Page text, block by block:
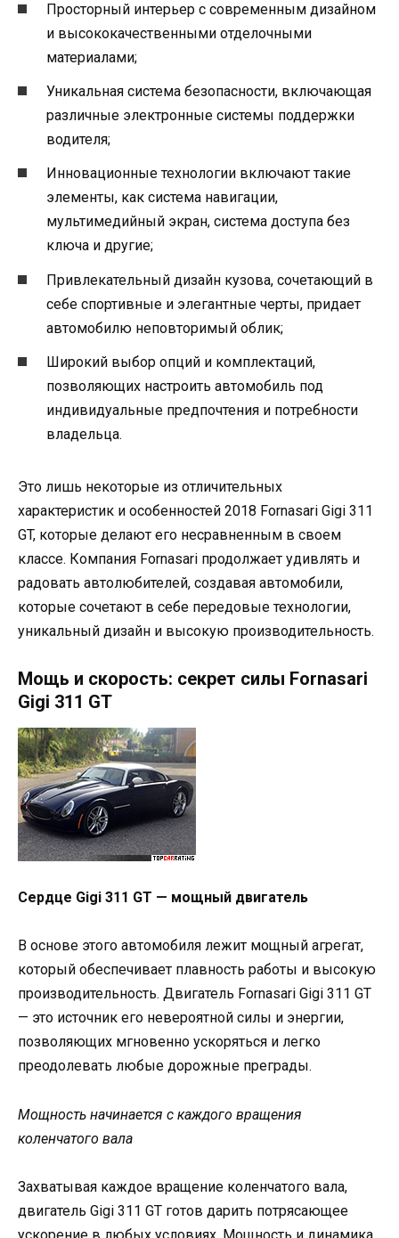
Просторный интерьер с современным дизайном
и высококачественными отделочными
материалами;
Уникальная система безопасности, включающая
различные электронные системы поддержки
водителя;
Инновационные технологии включают такие
элементы, как система навигации,
мультимедийный экран, система доступа без
ключа и другие;
Привлекательный дизайн кузова, сочетающий в
себе спортивные и элегантные черты, придает
автомобилю неповторимый облик;
Широкий выбор опций и комплектаций,
позволяющих настроить автомобиль под
индивидуальные предпочтения и потребности
владельца.
Это лишь некоторые из отличительных
характеристик и особенностей 2018 Fornasari Gigi 311
GT, которые делают его несравненным в своем
классе. Компания Fornasari продолжает удивлять и
радовать автолюбителей, создавая автомобили,
которые сочетают в себе передовые технологии,
уникальный дизайн и высокую производительность.
Мощь и скорость: секрет силы Fornasari
Gigi 311 GT
Сердце Gigi 311 GT — мощный двигатель
В основе этого автомобиля лежит мощный агрегат,
который обеспечивает плавность работы и высокую
производительность. Двигатель Fornasari Gigi 311 GT
— это источник его невероятной силы и энергии,
позволяющих мгновенно ускоряться и легко
преодолевать любые дорожные преграды.
Мощность начинается с каждого вращения
коленчатого вала
Захватывая каждое вращение коленчатого вала,
двигатель Gigi 311 GT готов дарить потрясающее